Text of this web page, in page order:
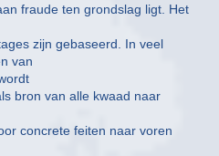
fraude ten grondslag ligt. Het
zijn gebaseerd. In veel
van
bron van alle kwaad naar
concrete feiten naar voren